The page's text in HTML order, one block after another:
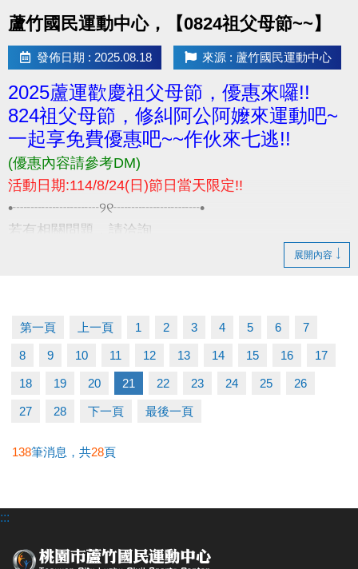
蘆竹國民運動中心，【0824祖父母節~~】
發佈日期 : 2025.08.18 來源 : 蘆竹國民運動中心
2025蘆運歡慶祖父母節，優惠來囉!!
824祖父母節，修糾阿公阿嬤來運動吧~
一起享免費優惠吧~~作伙來七逃!!
(優惠內容請參考DM)
活動日期:114/8/24(日)節日當天限定!!
•┈┈┈┈┈┈୨୧┈┈┈┈┈┈•
若有相關問題，請洽詢
展開內容
第一頁 上一頁 1 2 3 4 5 6 7
8 9 10 11 12 13 14 15 16 17
18 19 20 21 22 23 24 25 26
27 28 下一頁 最後一頁
138筆消息，共28頁
:::